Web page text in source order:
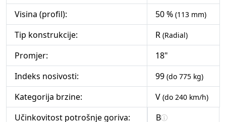
Visina (profil):
50 % (113 mm)
Tip konstrukcije: R (Radial)
Promjer:
18"
Indeks nosivosti:
99 (do 775 kg)
Kategorija brzine: V (do 240 km/h)
Učinkovitost potrošnje goriva:
B